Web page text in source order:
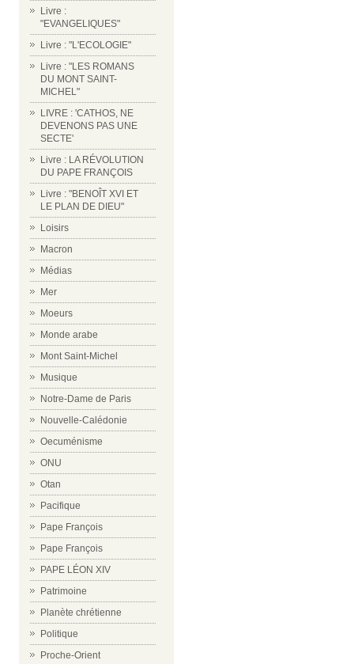
Livre :
"EVANGELIQUES"
Livre : "L'ECOLOGIE"
Livre : "LES ROMANS
DU MONT SAINT-
MICHEL"
LIVRE : 'CATHOS, NE
DEVENONS PAS UNE
SECTE'
Livre : LA RÉVOLUTION
DU PAPE FRANÇOIS
Livre : "BENOÎT XVI ET
LE PLAN DE DIEU"
Loisirs
Macron
Médias
Mer
Moeurs
Monde arabe
Mont Saint-Michel
Musique
Notre-Dame de Paris
Nouvelle-Calédonie
Oecuménisme
ONU
Otan
Pacifique
Pape François
Pape François
PAPE LÉON XIV
Patrimoine
Planète chrétienne
Politique
Proche-Orient